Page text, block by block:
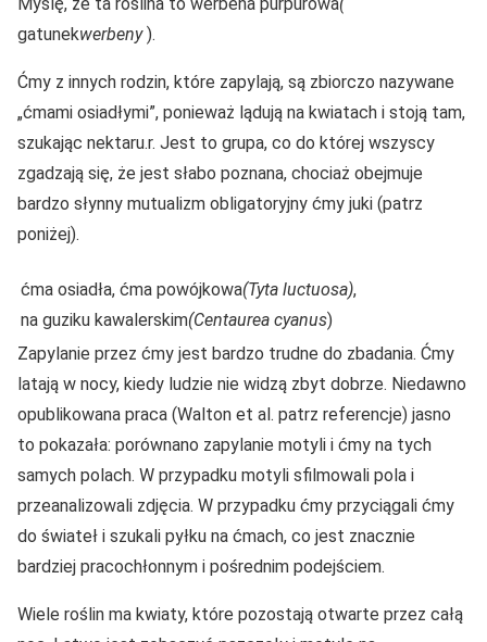
Myślę, że ta roślina to werbena purpurowa(
gatunekwerbeny).
Ćmy z innych rodzin, które zapylają, są zbiorczo nazywane
„ćmami osiadłymi”, ponieważ lądują na kwiatach i stoją tam,
szukając nektaru.r. Jest to grupa, co do której wszyscy
zgadzają się, że jest słabo poznana, chociaż obejmuje
bardzo słynny mutualizm obligatoryjny ćmy juki (patrz
poniżej).
ćma osiadła, ćma powójkowa(Tyta luctuosa),
na guziku kawalerskim(Centaurea cyanus)
Zapylanie przez ćmy jest bardzo trudne do zbadania. Ćmy
latają w nocy, kiedy ludzie nie widzą zbyt dobrze. Niedawno
opublikowana praca (Walton et al. patrz referencje) jasno
to pokazała: porównano zapylanie motyli i ćmy na tych
samych polach. W przypadku motyli sfilmowali pola i
przeanalizowali zdjęcia. W przypadku ćmy przyciągali ćmy
do świateł i szukali pyłku na ćmach, co jest znacznie
bardziej pracochłonnym i pośrednim podejściem.
Wiele roślin ma kwiaty, które pozostają otwarte przez całą